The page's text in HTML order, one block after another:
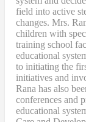
field into active
changes. Mrs.
children with
training school
educational
to initiating the
initiatives and
Rana has also
conferences and
educational